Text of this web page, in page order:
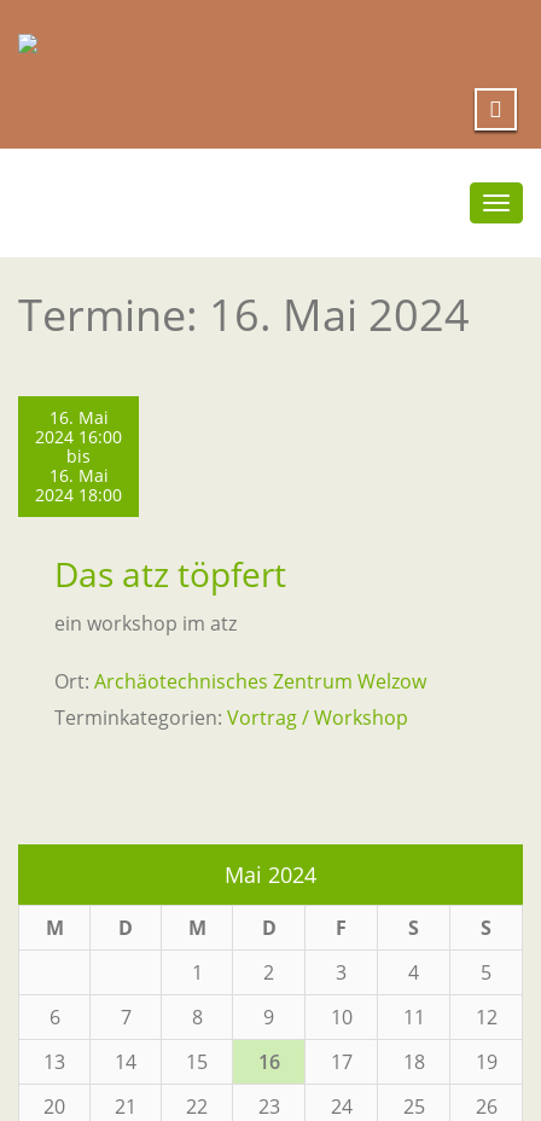
Termine: 16. Mai 2024
16. Mai
2024 16:00
bis
16. Mai
2024 18:00
Das atz töpfert
ein workshop im atz
Ort: Archäotechnisches Zentrum Welzow
Terminkategorien: Vortrag / Workshop
Mai 2024
M D M D F S
S
1
2 3 4
5
6
7 8 9 10 11
12
13
14 15 16 17 18
19
20
21 22 23 24 25
26